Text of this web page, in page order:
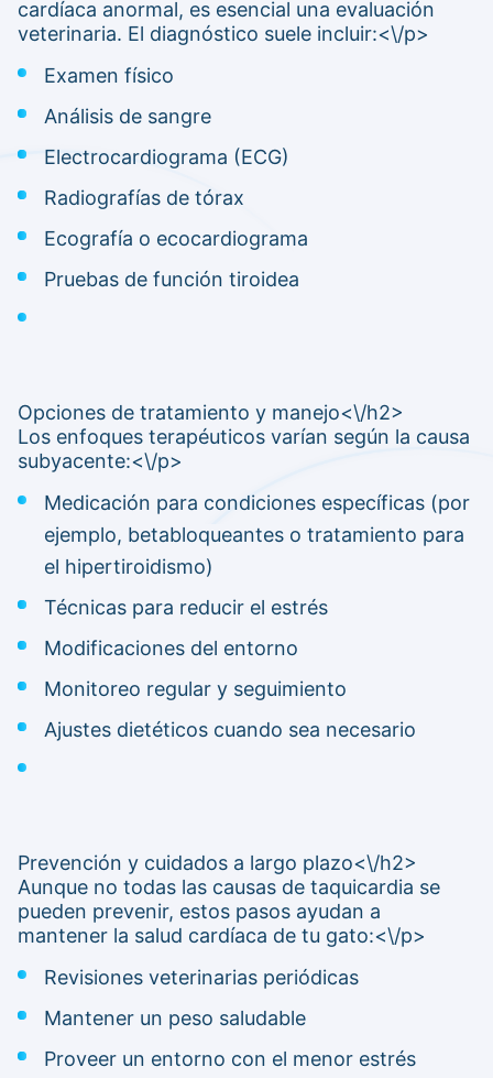
cardíaca anormal, es esencial una evaluación
veterinaria. El diagnóstico suele incluir:<\/p>
Examen físico
Análisis de sangre
Electrocardiograma (ECG)
Radiografías de tórax
Ecografía o ecocardiograma
Pruebas de función tiroidea
Opciones de tratamiento y manejo<\/h2>
Los enfoques terapéuticos varían según la causa
subyacente:<\/p>
Medicación para condiciones específicas (por
ejemplo, betabloqueantes o tratamiento para
el hipertiroidismo)
Técnicas para reducir el estrés
Modificaciones del entorno
Monitoreo regular y seguimiento
Ajustes dietéticos cuando sea necesario
Prevención y cuidados a largo plazo<\/h2>
Aunque no todas las causas de taquicardia se
pueden prevenir, estos pasos ayudan a
mantener la salud cardíaca de tu gato:<\/p>
Revisiones veterinarias periódicas
Mantener un peso saludable
Proveer un entorno con el menor estrés